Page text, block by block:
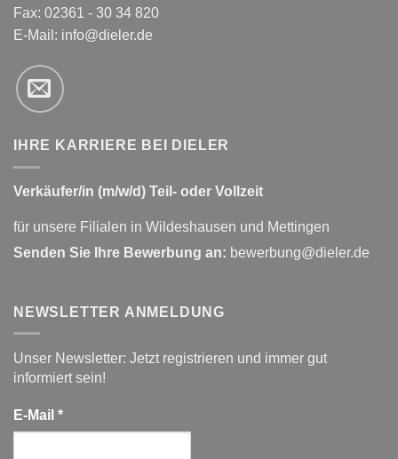
Fax: 02361 - 30 34 820
E-Mail: info@dieler.de
IHRE KARRIERE BEI DIELER
Verkäufer/in (m/w/d) Teil- oder Vollzeit
für unsere Filialen in Wildeshausen und Mettingen
Senden Sie Ihre Bewerbung an: bewerbung@dieler.de
NEWSLETTER ANMELDUNG
Unser Newsletter: Jetzt registrieren und immer gut
informiert sein!
E-Mail *